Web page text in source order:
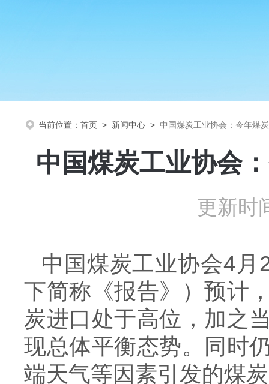
当前位置： 首页 > 新闻中心 > 中国煤炭工业协会：今年煤
中国煤炭工业协会
更新时
中国煤炭工业协会4 月
下简称《报告》）预计
炭进口处于高位，加之
现总体平衡态势。同时
端天气等因素引发的煤